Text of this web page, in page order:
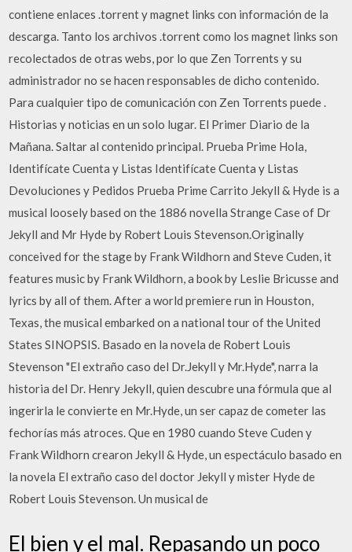
contiene enlaces .torrent y magnet links con información de la
descarga. Tanto los archivos .torrent como los magnet links son
recolectados de otras webs, por lo que Zen Torrents y su
administrador no se hacen responsables de dicho contenido.
Para cualquier tipo de comunicación con Zen Torrents puede .
Historias y noticias en un solo lugar. El Primer Diario de la
Mañana. Saltar al contenido principal. Prueba Prime Hola,
Identifícate Cuenta y Listas Identifícate Cuenta y Listas
Devoluciones y Pedidos Prueba Prime Carrito Jekyll & Hyde is a
musical loosely based on the 1886 novella Strange Case of Dr
Jekyll and Mr Hyde by Robert Louis Stevenson.Originally
conceived for the stage by Frank Wildhorn and Steve Cuden, it
features music by Frank Wildhorn, a book by Leslie Bricusse and
lyrics by all of them. After a world premiere run in Houston,
Texas, the musical embarked on a national tour of the United
States SINOPSIS. Basado en la novela de Robert Louis
Stevenson "El extraño caso del Dr.Jekyll y Mr.Hyde", narra la
historia del Dr. Henry Jekyll, quien descubre una fórmula que al
ingerirla le convierte en Mr.Hyde, un ser capaz de cometer las
fechorías más atroces. Que en 1980 cuando Steve Cuden y
Frank Wildhorn crearon Jekyll & Hyde, un espectáculo basado en
la novela El extraño caso del doctor Jekyll y mister Hyde de
Robert Louis Stevenson. Un musical de
El bien y el mal. Repasando un poco